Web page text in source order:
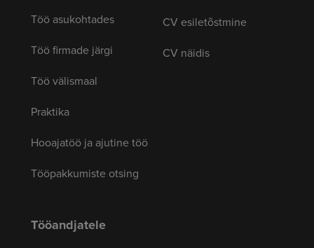
Töö asukohtades
Töö firmade järgi
Töö välismaal
Praktika
Hooajatöö ja ajutine töö
Tööpakkumiste otsing
CV esiletõstmine
CV näidis
Tööandjatele